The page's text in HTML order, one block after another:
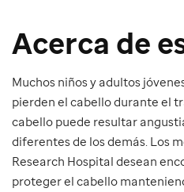
Acerca de
Muchos niños y adultos
pierden el cabello durante el
cabello puede resultar
diferentes de los demás. Los
Research Hospital desean
proteger el cabello